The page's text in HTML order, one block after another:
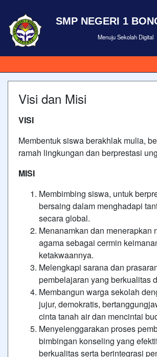
SMP NEGERI 1
Menuju Sekolah Digital
Visi dan Misi
VISI
Membentuk siswa berakhlak mulia,
ramah lingkungan dan berprestasi
MISI
Membimbing siswa, untuk
bersaing dalam menghadapi
secara global.
Menanamkan dan menerapkan
agama sebagai cermin
ketakwaannya.
Melengkapi sarana dan
pembelajaran yang berkualitas
Membangun warga sekolah
jujur, demokratis,
cinta tanah air dan mencintai
Menyelenggarakan proses
bimbingan konseling yang
berkualitas serta berintegrasi